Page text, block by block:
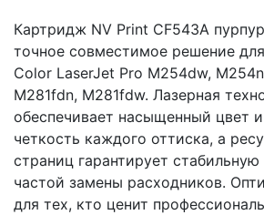
Картридж NV Print CF543A
точное совместимое решение
Color LaserJet Pro M254dw,
M281fdn, M281fdw. Лазерная
обеспечивает насыщенный цвет
четкость каждого оттиска, а
страниц гарантирует стабильную
частой замены расходников.
для тех, кто ценит